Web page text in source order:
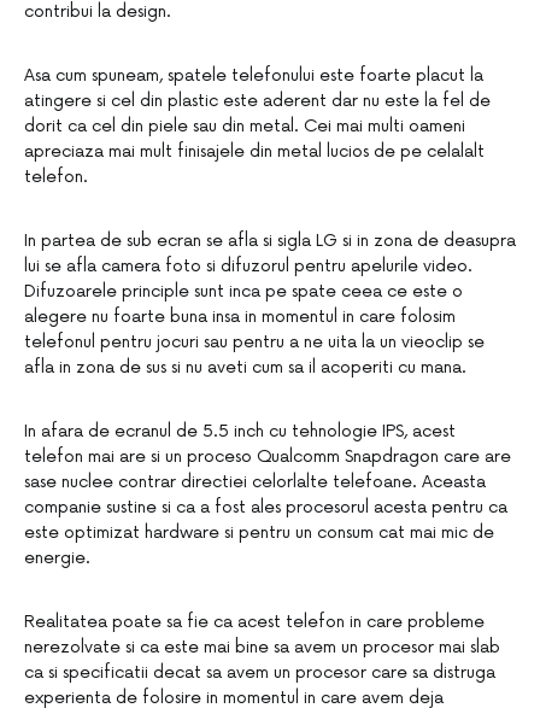
contribui la design.
Asa cum spuneam, spatele telefonului este foarte placut la
atingere si cel din plastic este aderent dar nu este la fel de
dorit ca cel din piele sau din metal. Cei mai multi oameni
apreciaza mai mult finisajele din metal lucios de pe celalalt
telefon.
In partea de sub ecran se afla si sigla LG si in zona de deasupra
lui se afla camera foto si difuzorul pentru apelurile video.
Difuzoarele principle sunt inca pe spate ceea ce este o
alegere nu foarte buna insa in momentul in care folosim
telefonul pentru jocuri sau pentru a ne uita la un vieoclip se
afla in zona de sus si nu aveti cum sa il acoperiti cu mana.
In afara de ecranul de 5.5 inch cu tehnologie IPS, acest
telefon mai are si un proceso Qualcomm Snapdragon care are
sase nuclee contrar directiei celorlalte telefoane. Aceasta
companie sustine si ca a fost ales procesorul acesta pentru ca
este optimizat hardware si pentru un consum cat mai mic de
energie.
Realitatea poate sa fie ca acest telefon in care probleme
nerezolvate si ca este mai bine sa avem un procesor mai slab
ca si specificatii decat sa avem un procesor care sa distruga
experienta de folosire in momentul in care avem deja